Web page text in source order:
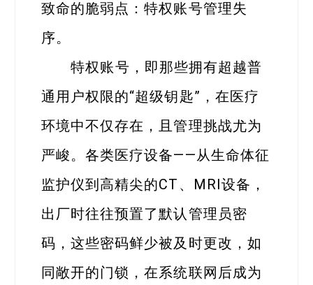
致命的脆弱点：特权账号管理失
序。
特权账号，即那些拥有超越普
通用户权限的“超级钥匙”，在医疗
环境中不仅存在，且管理挑战尤为
严峻。各类医疗设备——从生命体征
监护仪到高精尖的CT、MRI设备，
出厂时往往预置了默认管理员密
码，这些密码鲜少被及时更改，如
同敞开的门锁，在系统联网后成为